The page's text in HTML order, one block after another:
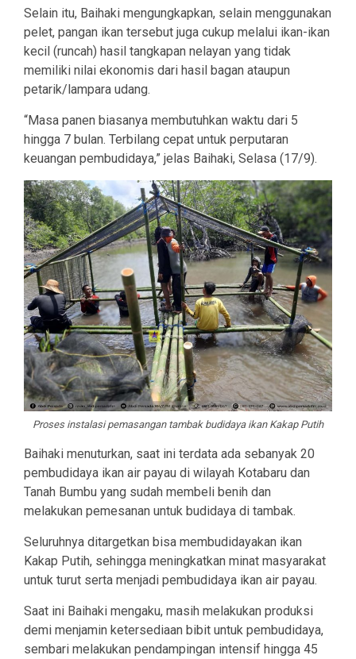
Selain itu, Baihaki mengungkapkan, selain menggunakan
pelet, pangan ikan tersebut juga cukup melalui ikan-ikan
kecil (runcah) hasil tangkapan nelayan yang tidak
memiliki nilai ekonomis dari hasil bagan ataupun
petarik/lampara udang.
“Masa panen biasanya membutuhkan waktu dari 5
hingga 7 bulan. Terbilang cepat untuk perputaran
keuangan pembudidaya,” jelas Baihaki, Selasa (17/9).
Proses instalasi pemasangan tambak budidaya ikan Kakap Putih
Baihaki menuturkan, saat ini terdata ada sebanyak 20
pembudidaya ikan air payau di wilayah Kotabaru dan
Tanah Bumbu yang sudah membeli benih dan
melakukan pemesanan untuk budidaya di tambak.
Seluruhnya ditargetkan bisa membudidayakan ikan
Kakap Putih, sehingga meningkatkan minat masyarakat
untuk turut serta menjadi pembudidaya ikan air payau.
Saat ini Baihaki mengaku, masih melakukan produksi
demi menjamin ketersediaan bibit untuk pembudidaya,
sembari melakukan pendampingan intensif hingga 45